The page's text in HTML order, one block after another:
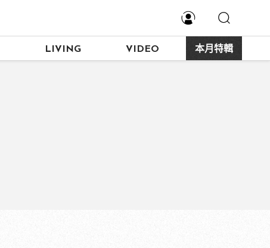
LIVING VIDEO 本月特輯